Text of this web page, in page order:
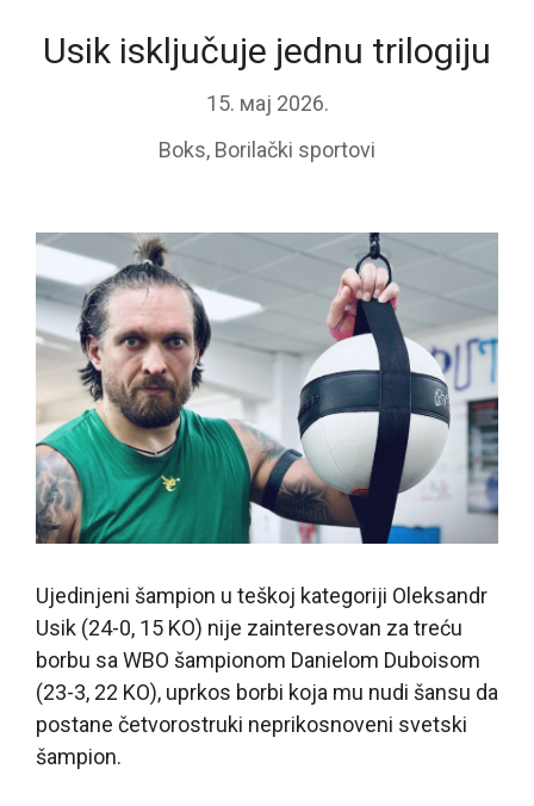
Usik isključuje jednu trilogiju
15. мај 2026.
Boks, Borilački sportovi
Ujedinjeni šampion u teškoj kategoriji Oleksandr
Usik (24-0, 15 KO) nije zainteresovan za treću
borbu sa WBO šampionom Danielom Duboisom
(23-3, 22 KO), uprkos borbi koja mu nudi šansu da
postane četvorostruki neprikosnoveni svetski
šampion.